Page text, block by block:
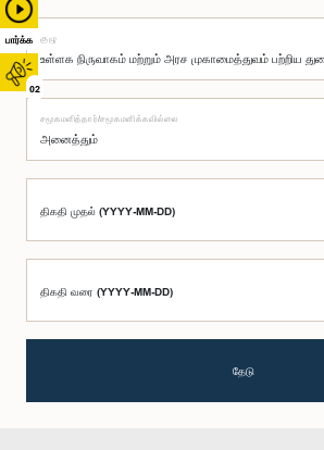
பார்க்க
02
குழு
சமூகமளித்தார்/சமூகமளிக்கவில்லை
திகதி முதல் (YYYY-MM-DD)
திகதி வரை (YYYY-MM-DD)
தேடு